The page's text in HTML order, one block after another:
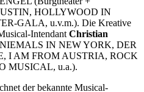
HOLLYWOOD IN
GALA, u.v.m.). Die Kreative
Intendant Christian
IN NEW YORK, DER
I AM FROM AUSTRIA, ROCK
MUSICAL, u.a.).
der bekannte Musical-